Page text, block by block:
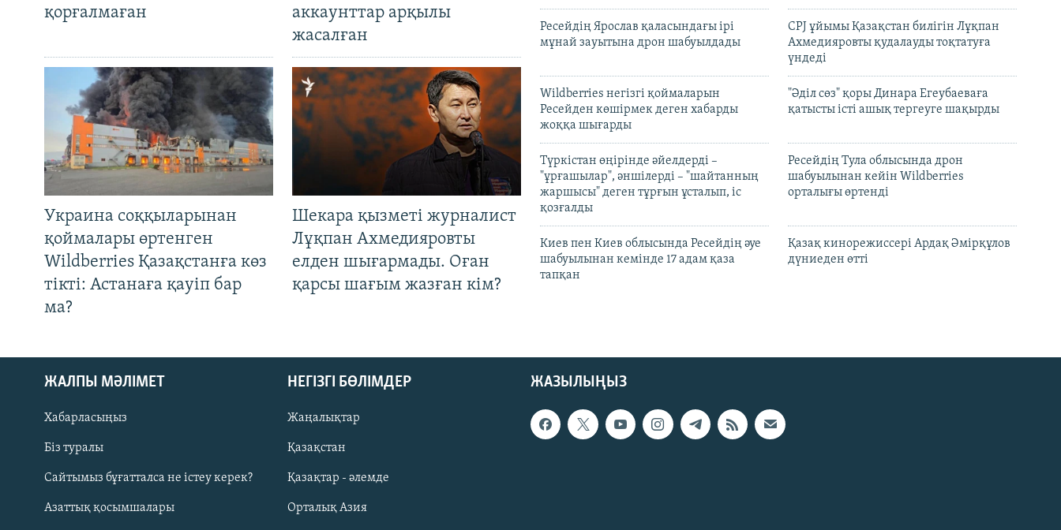
Русский
ЖАЗЫЛЫҢЫЗ
қорғалмаған
аккаунттар арқылы
жасалған
Украина соққыларынан
қоймалары өртенген
Wildberries Қазақстанға көз
тікті: Астанаға қауіп бар
ма?
Шекара қызметі журналист
Лұқпан Ахмедияровты
елден шығармады. Оған
қарсы шағым жазған кім?
Ресейдің Ярослав қаласындағы ірі
мұнай зауытына дрон шабуылдады
CPJ ұйымы Қазақстан билігін Лұқпан
Ахмедияровты қудалауды тоқтатуға
үндеді
Wildberries негізгі қоймаларын
Ресейден көшірмек деген хабарды
жоққа шығарды
"Әділ сөз" қоры Динара Егеубаеваға
қатысты істі ашық тергеуге шақырды
Түркістан өңірінде әйелдерді –
"ұрғашылар", әншілерді – "шайтанның
жаршысы" деген тұрғын ұсталып, іс
қозғалды
Ресейдің Тула облысында дрон
шабуылынан кейін Wildberries
орталығы өртенді
Киев пен Киев облысында Ресейдің әуе
шабуылынан кемінде 17 адам қаза
тапқан
Қазақ кинорежиссері Ардақ Әмірқұлов
дүниеден өтті
ЖАЗЫЛЫҢЫЗ
ЖАЛПЫ МӘЛІМЕТ
Хабарласыңыз
Біз туралы
Сайтымыз бұғатталса не істеу керек?
Азаттық қосымшалары
НЕГІЗГІ БӨЛІМДЕР
Жаңалықтар
Қазақстан
Қазақтар - әлемде
Орталық Азия